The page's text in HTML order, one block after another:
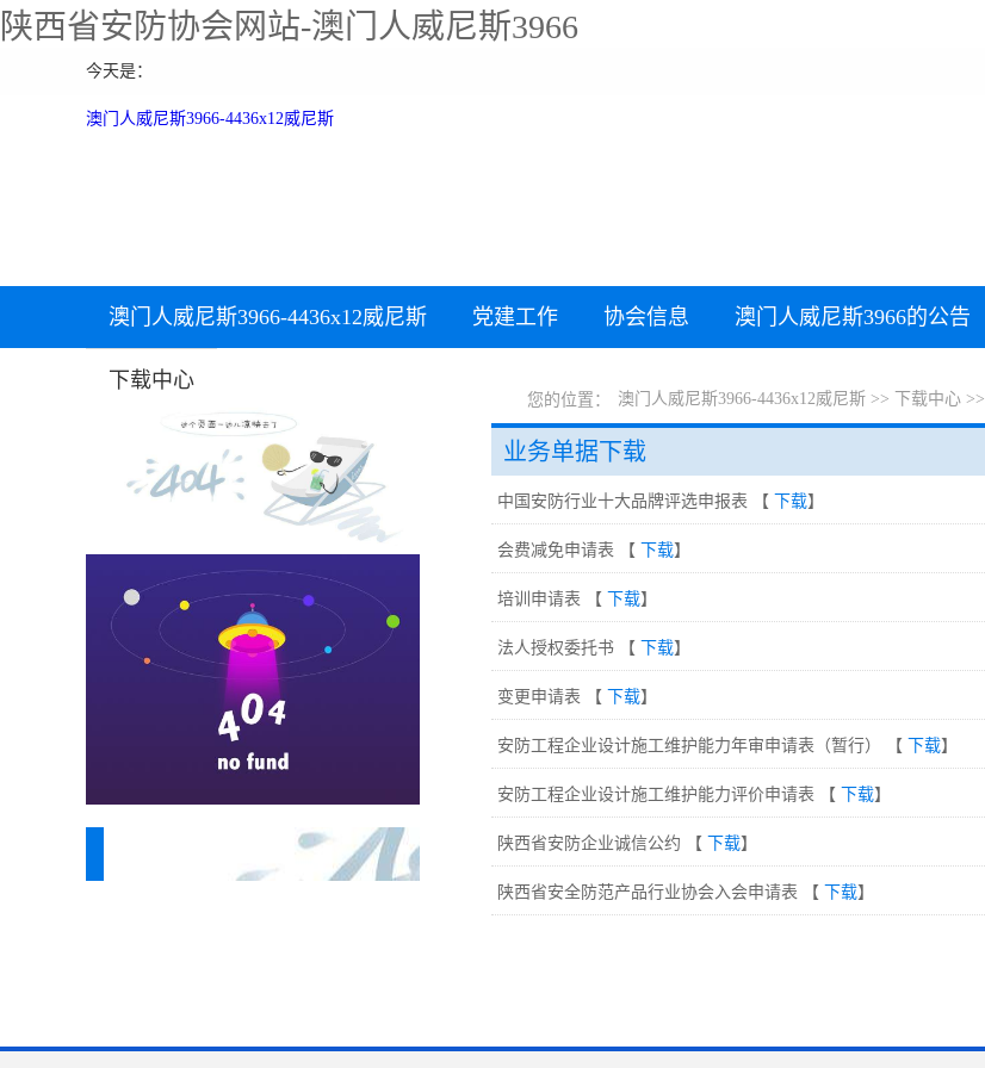
陕西省安防协会网站-澳门人威尼斯3966
今天是：
澳门人威尼斯3966-4436x12威尼斯
澳门人威尼斯3966-4436x12威尼斯 党建工作 协会信息 澳门人威尼斯3966的公告
下载中心
您的位置： 澳门人威尼斯3966-4436x12威尼斯 >> 下载中心 >>
业务单据下载
中国安防行业十大品牌评选申报表 【 下载】
会费减免申请表 【 下载】
培训申请表 【 下载】
法人授权委托书 【 下载】
变更申请表 【 下载】
安防工程企业设计施工维护能力年审申请表（暂行） 【 下载】
安防工程企业设计施工维护能力评价申请表 【 下载】
陕西省安防企业诚信公约 【 下载】
陕西省安全防范产品行业协会入会申请表 【 下载】